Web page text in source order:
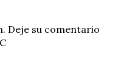
Deje su comentario